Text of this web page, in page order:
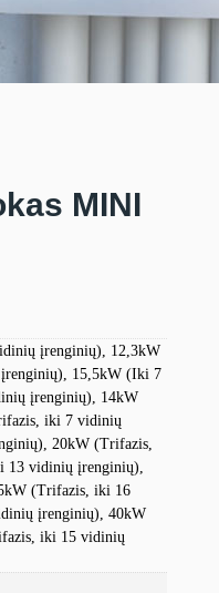
MINI
įrenginių), 12,3kW
15,5kW (Iki 7
įrenginių), 14kW
iki 7 vidinių
20kW (Trifazis,
vidinių įrenginių),
(Trifazis, iki 16
įrenginių), 40kW
iki 15 vidinių